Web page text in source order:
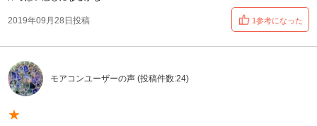
2019年09月28日投稿 1参考になった
モアコンユーザーの声 (投稿件数:24)
★